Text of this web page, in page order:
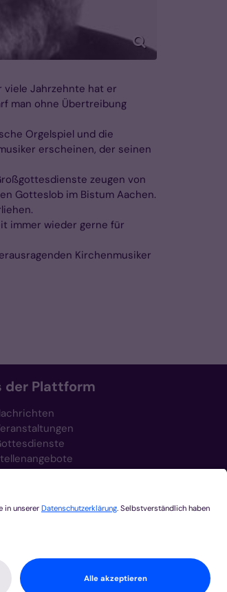
viele Jahrzehnte hat er
man ohne Übertreibung
Orgelspiel und die
erscheinen, der seinen
zeugen von
Gotteslob im Bistum Aachen.
immer wieder gerne für
Kirchenmusiker
der Plattform